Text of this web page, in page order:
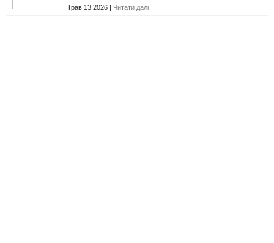
Трав 13 2026 | Читати далі